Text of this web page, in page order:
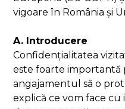
vigoare în România și
A. Introducere
Confidențialitatea
este foarte importantă
angajamentul să o
explică ce vom face cu